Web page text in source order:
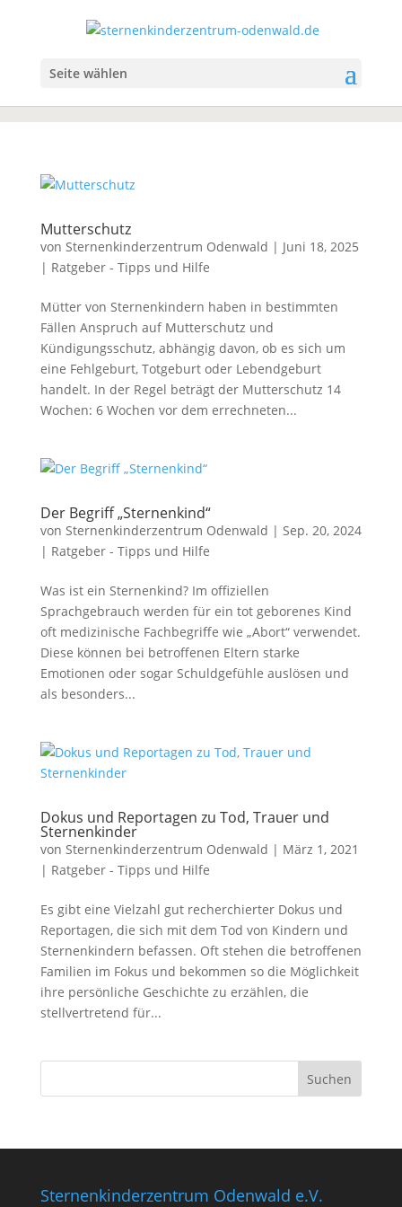
Seite wählen
Mutterschutz
von Sternenkinderzentrum Odenwald | Juni 18, 2025
| Ratgeber - Tipps und Hilfe
Mütter von Sternenkindern haben in bestimmten
Fällen Anspruch auf Mutterschutz und
Kündigungsschutz, abhängig davon, ob es sich um
eine Fehlgeburt, Totgeburt oder Lebendgeburt
handelt. In der Regel beträgt der Mutterschutz 14
Wochen: 6 Wochen vor dem errechneten...
Der Begriff „Sternenkind“
von Sternenkinderzentrum Odenwald | Sep. 20, 2024
| Ratgeber - Tipps und Hilfe
Was ist ein Sternenkind? Im offiziellen
Sprachgebrauch werden für ein tot geborenes Kind
oft medizinische Fachbegriffe wie „Abort“ verwendet.
Diese können bei betroffenen Eltern starke
Emotionen oder sogar Schuldgefühle auslösen und
als besonders...
Dokus und Reportagen zu Tod, Trauer und
Sternenkinder
von Sternenkinderzentrum Odenwald | März 1, 2021
| Ratgeber - Tipps und Hilfe
Es gibt eine Vielzahl gut recherchierter Dokus und
Reportagen, die sich mit dem Tod von Kindern und
Sternenkindern befassen. Oft stehen die betroffenen
Familien im Fokus und bekommen so die Möglichkeit
ihre persönliche Geschichte zu erzählen, die
stellvertretend für...
Sternenkinderzentrum Odenwald e.V.